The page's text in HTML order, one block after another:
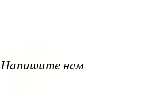
Напишите нам